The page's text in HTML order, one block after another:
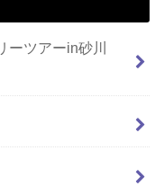
ーツアーin砂川